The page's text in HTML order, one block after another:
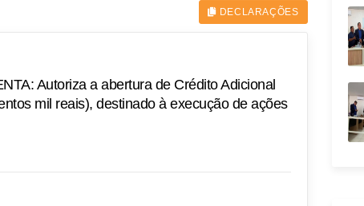
DECLARAÇÕES
Autoriza a abertura de Crédito Adicional
mil reais), destinado à execução de ações